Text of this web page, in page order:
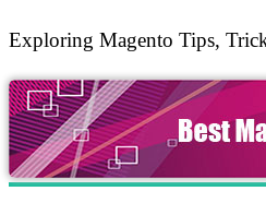
Exploring Magento Tips,